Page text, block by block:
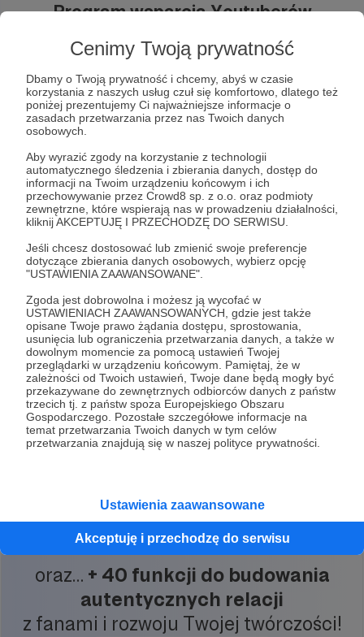
Cenimy Twoją prywatność
Dbamy o Twoją prywatność i chcemy, abyś w czasie
korzystania z naszych usług czuł się komfortowo, dlatego też
poniżej prezentujemy Ci najważniejsze informacje o
zasadach przetwarzania przez nas Twoich danych
osobowych.
Aby wyrazić zgody na korzystanie z technologii
automatycznego śledzenia i zbierania danych, dostęp do
informacji na Twoim urządzeniu końcowym i ich
przechowywanie przez Crowd8 sp. z o.o. oraz podmioty
zewnętrzne, które wspierają nas w prowadzeniu działalności,
kliknij AKCEPTUJĘ I PRZECHODZĘ DO SERWISU.
Jeśli chcesz dostosować lub zmienić swoje preferencje
dotyczące zbierania danych osobowych, wybierz opcję
"USTAWIENIA ZAAWANSOWANE".
Zgoda jest dobrowolna i możesz ją wycofać w
USTAWIENIACH ZAAWANSOWANYCH, gdzie jest także
opisane Twoje prawo żądania dostępu, sprostowania,
usunięcia lub ograniczenia przetwarzania danych, a także w
dowolnym momencie za pomocą ustawień Twojej
przeglądarki w urządzeniu końcowym. Pamiętaj, że w
zależności od Twoich ustawień, Twoje dane będą mogły być
przekazywane do zewnętrznych odbiorców danych z państw
trzecich tj. z państw spoza Europejskiego Obszaru
Gospodarczego. Pozostałe szczegółowe informacje na
temat przetwarzania Twoich danych w tym celów
przetwarzania znajdują się w naszej polityce prywatności.
Ustawienia zaawansowane
Akceptuję i przechodzę do serwisu
Program wsparcia Youtuberów
Zarządzanie kanałem, ochrona treści, współprace
komercyjne – dołącz do Patronite MCN, oszczędzaj
czas i… śpij spokojnie!
Zobacz przykład Piotra Zychowicza
Twoja książka na Twoich zasadach
Redakcja, produkcja, pełna dystrybucja – wydaj
Zobacz przykład Dwóch Lewych Rąk
oraz… + 40 funkcji do budowania
autentycznych relacji
z fanami i rozwoju Twojej twórczości!